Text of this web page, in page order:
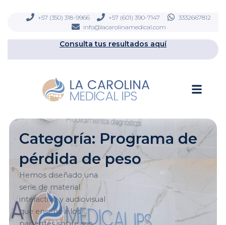
+57 (350) 318-9966 +57 (601) 390-7147
3332667812
info@lacarolinamedical.com
Consulta tus resultados aquí
Categoría: Programa de
pérdida de peso
Hemos diseñado una
serie de material
interactivo y audiovisual
que enseña a los